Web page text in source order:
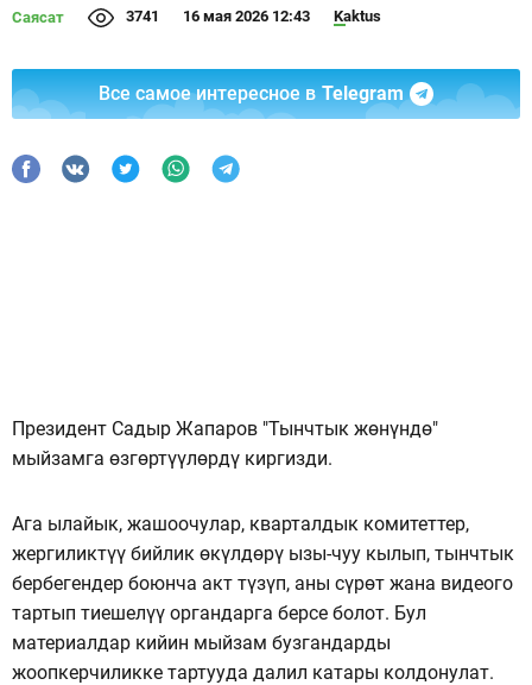
Саясат 3741 16 мая 2026 12:43 Kaktus
Все самое интересное в Telegram
Президент Садыр Жапаров "Тынчтык жөнүндө"
мыйзамга өзгөртүүлөрдү киргизди.
Ага ылайык, жашоочулар, кварталдык комитеттер,
жергиликтүү бийлик өкүлдөрү ызы-чуу кылып, тынчтык
бербегендер боюнча акт түзүп, аны сүрөт жана видеого
тартып тиешелүү органдарга берсе болот. Бул
материалдар кийин мыйзам бузгандарды
жоопкерчиликке тартууда далил катары колдонулат.